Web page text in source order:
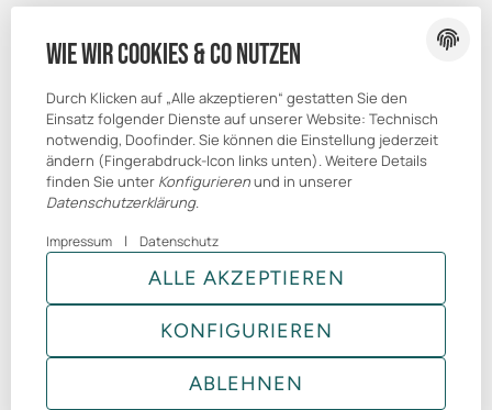
AGB
Sitemap
Impressum
© Brandmelde-Shop
* Alle Preise inkl. gesetzlicher USt., zzgl.
VERTRAG WIDERRUFEN
Wie wir Cookies & Co nutzen
Durch Klicken auf „Alle akzeptieren“ gestatten Sie den
Einsatz folgender Dienste auf unserer Website: Technisch
notwendig, Doofinder. Sie können die Einstellung jederzeit
ändern (Fingerabdruck-Icon links unten). Weitere Details
finden Sie unter Konfigurierenund in unserer
Datenschutzerklärung.
Impressum | Datenschutz
ABLEHNEN
KONFIGURIEREN
ALLE AKZEPTIEREN